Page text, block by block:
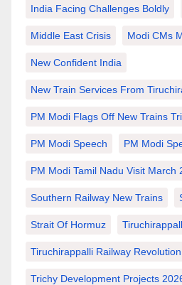
India Facing Challenges Boldly
Middle East Crisis Modi CMs
New Confident India
New Train Services From
PM Modi Flags Off New Trains
PM Modi Speech PM Modi
PM Modi Tamil Nadu Visit March
Southern Railway New Trains
Strait Of Hormuz
Tiruchirappalli Railway Revolution
Trichy Development Projects